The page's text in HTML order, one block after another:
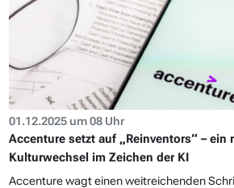
01.12.2025 um 08 Uhr
Accenture setzt auf „Reinventors“ – ein
Kulturwechsel im Zeichen der KI
Accenture wagt einen weitreichenden